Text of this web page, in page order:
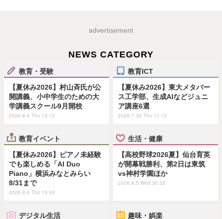
advertisement
NEWS CATEGORY
教育・受験
【夏休み2026】村山斉氏が公
開講義、小中学生のための大
学講義スクール9月開校
2026.8.6 Thu 19:15
教育ICT
【夏休み2026】東大メタバー
ス工学部、生成AIなどジュニ
ア講座6選
2026.7.30 Thu 11:15
教育イベント
【夏休み2026】ピアノ未経験
でも楽しめる「AI Duo
Piano」横浜みなとみらい
8/31まで
2026.8.6 Thu 19:45
生活・健康
【高校野球2026夏】仙台育英
が開幕戦勝利、第2日は東筑
vs神村学園ほか
2026.8.5 Wed 20:32
デジタル生活 趣味・娯楽